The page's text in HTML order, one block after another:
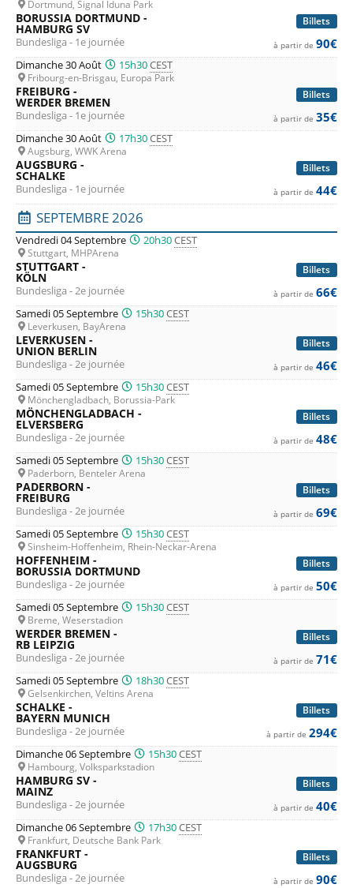
Dortmund, Signal Iduna Park
Billets
BORUSSIA DORTMUND -
HAMBURG SV
Bundesliga - 1e journée à partir de 90€
Dimanche 30 Août 15h30CEST
Fribourg-en-Brisgau, Europa Park
Billets
FREIBURG -
WERDER BREMEN
Bundesliga - 1e journée à partir de 35€
Dimanche 30 Août 17h30CEST
Augsburg, WWK Arena
Billets
AUGSBURG -
SCHALKE
Bundesliga - 1e journée à partir de 44€
SEPTEMBRE 2026
Vendredi 04 Septembre 20h30CEST
Stuttgart, MHPArena
Billets
STUTTGART -
KÖLN
Bundesliga - 2e journée à partir de 66€
Samedi 05 Septembre 15h30CEST
Leverkusen, BayArena
Billets
LEVERKUSEN -
UNION BERLIN
Bundesliga - 2e journée à partir de 46€
Samedi 05 Septembre 15h30CEST
Mönchengladbach, Borussia-Park
Billets
MÖNCHENGLADBACH -
ELVERSBERG
Bundesliga - 2e journée à partir de 48€
Samedi 05 Septembre 15h30CEST
Paderborn, Benteler Arena
Billets
PADERBORN -
FREIBURG
Bundesliga - 2e journée à partir de 69€
Samedi 05 Septembre 15h30CEST
Sinsheim-Hoffenheim, Rhein-Neckar-Arena
Billets
HOFFENHEIM -
BORUSSIA DORTMUND
Bundesliga - 2e journée à partir de 50€
Samedi 05 Septembre 15h30CEST
Breme, Weserstadion
Billets
WERDER BREMEN -
RB LEIPZIG
Bundesliga - 2e journée à partir de 71€
Samedi 05 Septembre 18h30CEST
Gelsenkirchen, Veltins Arena
Billets
SCHALKE -
BAYERN MUNICH
Bundesliga - 2e journée à partir de 294€
Dimanche 06 Septembre 15h30CEST
Hambourg, Volksparkstadion
Billets
HAMBURG SV -
MAINZ
Bundesliga - 2e journée à partir de 40€
Dimanche 06 Septembre 17h30CEST
Frankfurt, Deutsche Bank Park
Billets
FRANKFURT -
AUGSBURG
Bundesliga - 2e journée à partir de 90€